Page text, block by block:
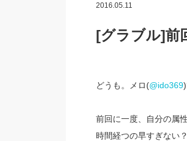
2016.05.11
[グラブル]前
どうも。メロ(@ido369)
前回に一度、自分の属
時間経つの早すぎない